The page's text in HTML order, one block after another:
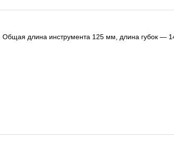
Общая длина инструмента 125 мм, длина губок ―